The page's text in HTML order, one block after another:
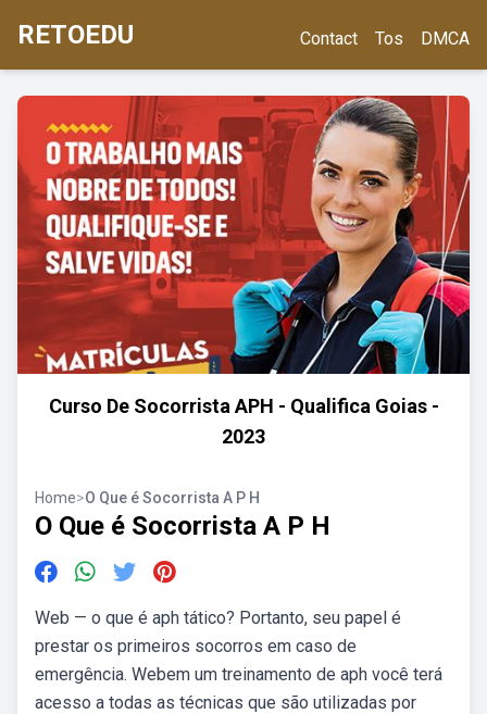
RETOEDU Contact Tos DMCA
Curso De Socorrista APH - Qualifica Goias -
2023
Home>O Que é Socorrista A P H
O Que é Socorrista A P H
Web — o que é aph tático? Portanto, seu papel é
prestar os primeiros socorros em caso de
emergência. Webem um treinamento de aph você terá
acesso a todas as técnicas que são utilizadas por